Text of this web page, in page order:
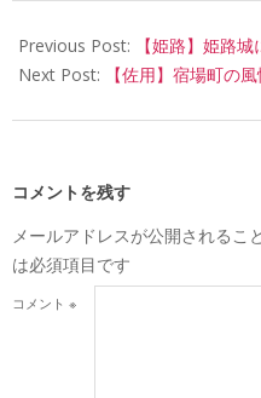
Previous Post:
【姫路】姫路
Next Post:
【佐用】宿場町の
コメントを残す
メールアドレスが公開されるこ
は必須項目です
コメント ※